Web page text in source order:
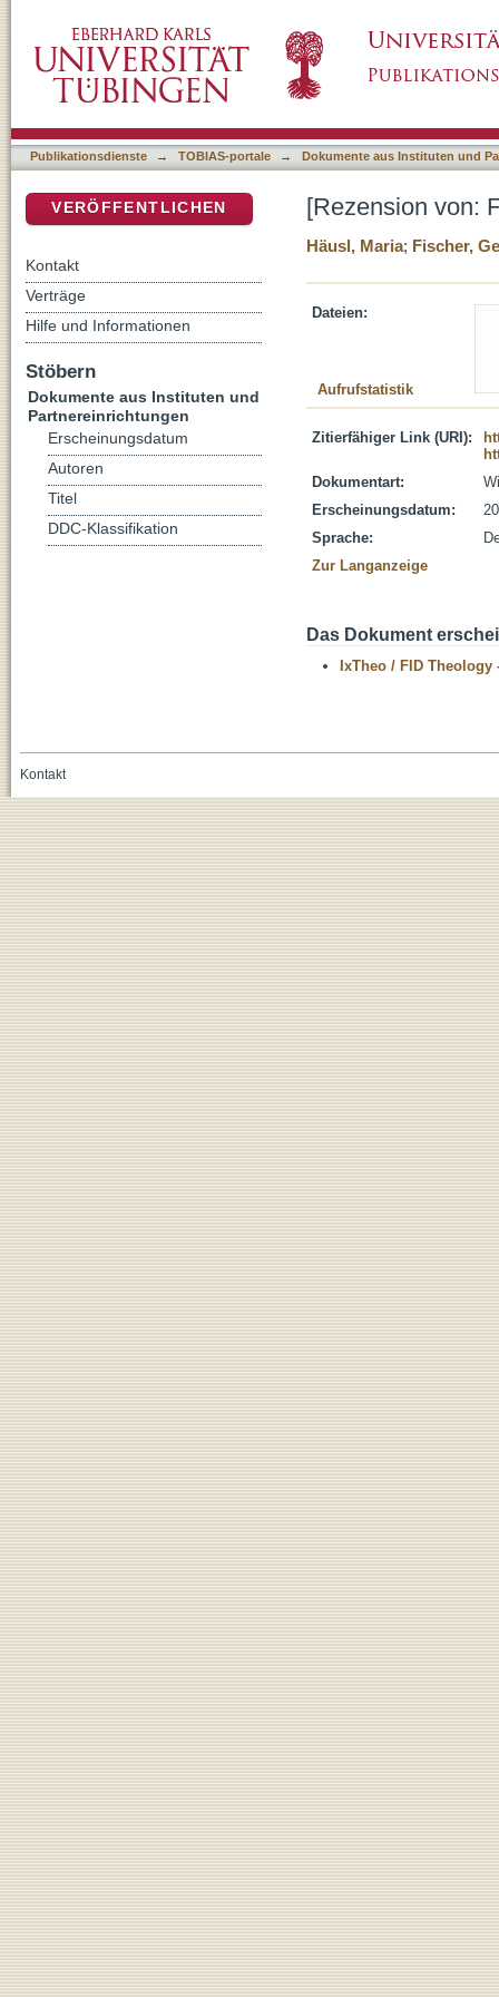
Publikationsdienste → TOBIAS-portale → Dokumente aus Instituten und
[Rezension von:
Häusl, Maria; Fischer,
Dateien:
Aufrufstatistik
Zitierfähiger Link (URI):
Dokumentart:
Erscheinungsdatum:
Sprache:
Zur Langanzeige
Das Dokument
IxTheo / FID Theology
VERÖFFENTLICHEN
Kontakt
Verträge
Hilfe und Informationen
Stöbern
Dokumente aus Instituten und
Partnereinrichtungen
Erscheinungsdatum
Autoren
Titel
DDC-Klassifikation
Kontakt